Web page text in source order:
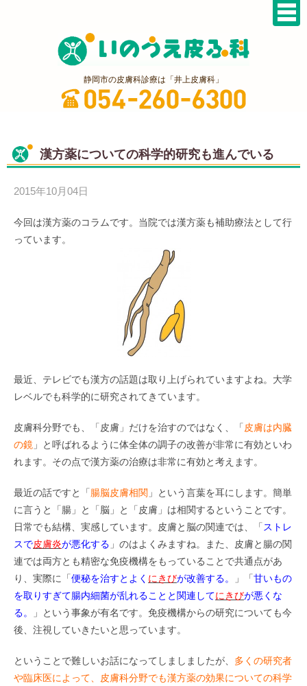
静岡市の皮膚科診療は「井上皮膚科」
漢方薬についての科学的研究も進んでいる
2015年10月04日
今回は漢方薬のコラムです。当院では漢方薬も補助療法として行
っています。
最近、テレビでも漢方の話題は取り上げられていますよね。大学
レベルでも科学的に研究されてきています。
皮膚科分野でも、「皮膚」だけを治すのではなく、「 皮膚は内臓
の鏡 」と呼ばれるように体全体の調子の改善が非常に有効といわ
れます。その点で漢方薬の治療は非常に有効と考えます。
最近の話ですと「腸脳皮膚相関 」という言葉を耳にします。簡単
に言うと「腸」と「脳」と「皮膚」は相関するということです。
日常でも結構、実感しています。皮膚と脳の関連では、「 ストレ
スで皮膚炎が悪化する 」のはよくみますね。また、皮膚と腸の関
連では両方とも精密な免疫機構をもっていることで共通点があ
り、実際に「便秘を治すとよく にきびが改善する。 」「甘いもの
を取りすぎて腸内細菌が乱れることと関連してにきびが悪くな
る。
」という事象が有名です。免疫機構からの研究についても今
後、注視していきたいと思っています。
ということで難しいお話になってしましましたが、 多くの研究者
や臨床医によって、皮膚科分野でも漢方薬の効果についての科学